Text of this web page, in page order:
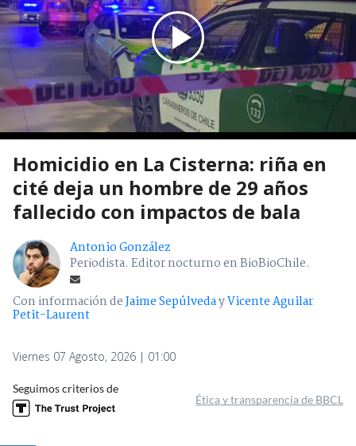
Homicidio en La Cisterna: riña en
cité deja un hombre de 29 años
fallecido con impactos de bala
Antonio González
Periodista. Editor nocturno en BioBioChile.
Con información deJaime SepúlvedayVicente Aguilar
Petit-Laurent
Viernes 07 Agosto, 2026 | 01:00
Seguimos criterios de
Ética y transparencia de BBCL